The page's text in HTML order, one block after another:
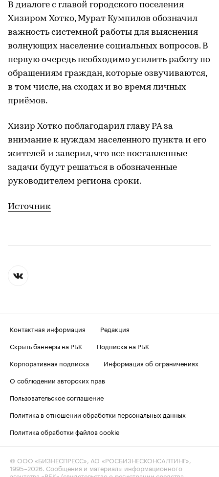
В диалоге с главой городского поселения
Хизиром Хотко, Мурат Кумпилов обозначил
важность системной работы для выяснения
волнующих население социальных вопросов. В
первую очередь необходимо усилить работу по
обращениям граждан, которые озвучиваются,
в том числе, на сходах и во время личных
приёмов.
Хизир Хотко поблагодарил главу РА за
внимание к нуждам населенного пункта и его
жителей и заверил, что все поставленные
задачи будут решаться в обозначенные
руководителем региона сроки.
Источник
Контактная информация
Редакция
Скрыть баннеры на РБК
Подписка на РБК
Корпоративная подписка
Информация об ограничениях
О соблюдении авторских прав
Пользовательское соглашение
Политика в отношении обработки персональных данных
Политика обработки файлов cookie
© ООО «БИЗНЕСПРЕСС», АО «РОСБИЗНЕСКОНСАЛТИНГ»,
1995–2026. Сообщения и материалы информационного